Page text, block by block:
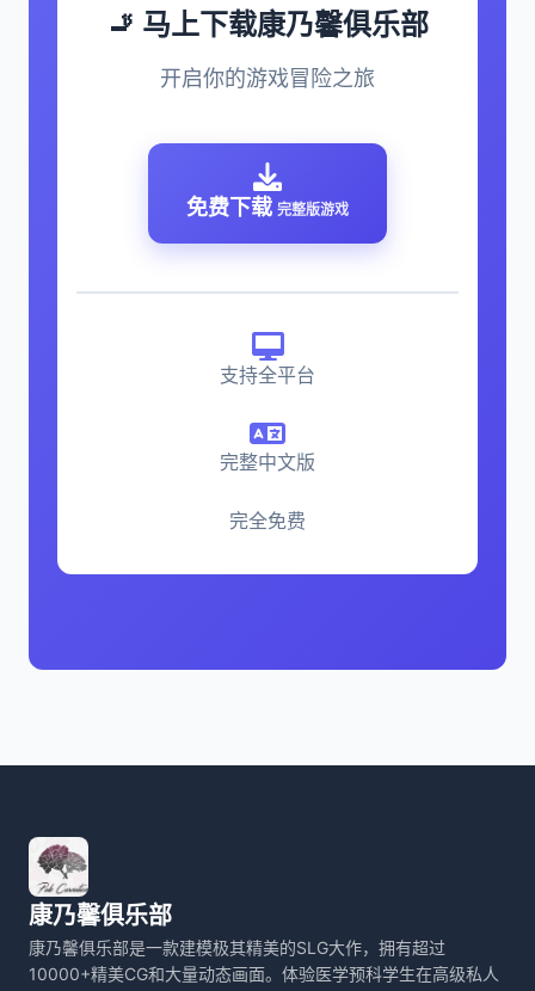
🚬 马上下载康乃馨俱乐部
开启你的游戏冒险之旅
免费下载 完整版游戏
支持全平台
完整中文版
完全免费
康乃馨俱乐部
康乃馨俱乐部是一款建模极其精美的SLG大作，拥有超过
10000+精美CG和大量动态画面。体验医学预科学生在高级私人